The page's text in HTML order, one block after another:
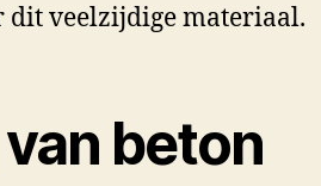
dit veelzijdige materiaal.
beton